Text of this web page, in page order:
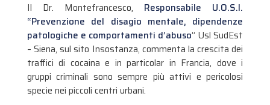
Il Dr. Montefrancesco, Responsabile U.O.S.I.
“Prevenzione del disagio mentale, dipendenze
patologiche e comportamenti d’abuso” Usl SudEst
– Siena, sul sito Insostanza, commenta la crescita dei
traffici di cocaina e in particolar in Francia, dove i
gruppi criminali sono sempre più attivi e pericolosi
specie nei piccoli centri urbani.